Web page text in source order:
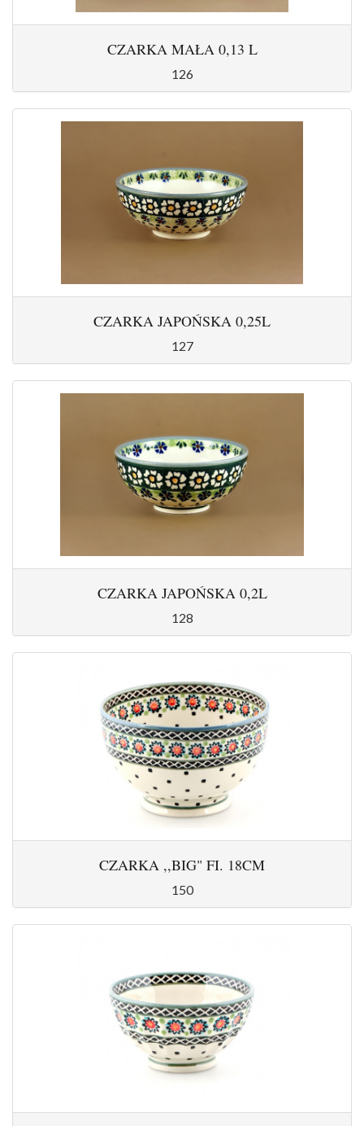
CZARKA MAŁA 0,13 L
126
CZARKA JAPOŃSKA 0,25L
127
CZARKA JAPOŃSKA 0,2L
128
CZARKA ,,BIG" FI. 18CM
150